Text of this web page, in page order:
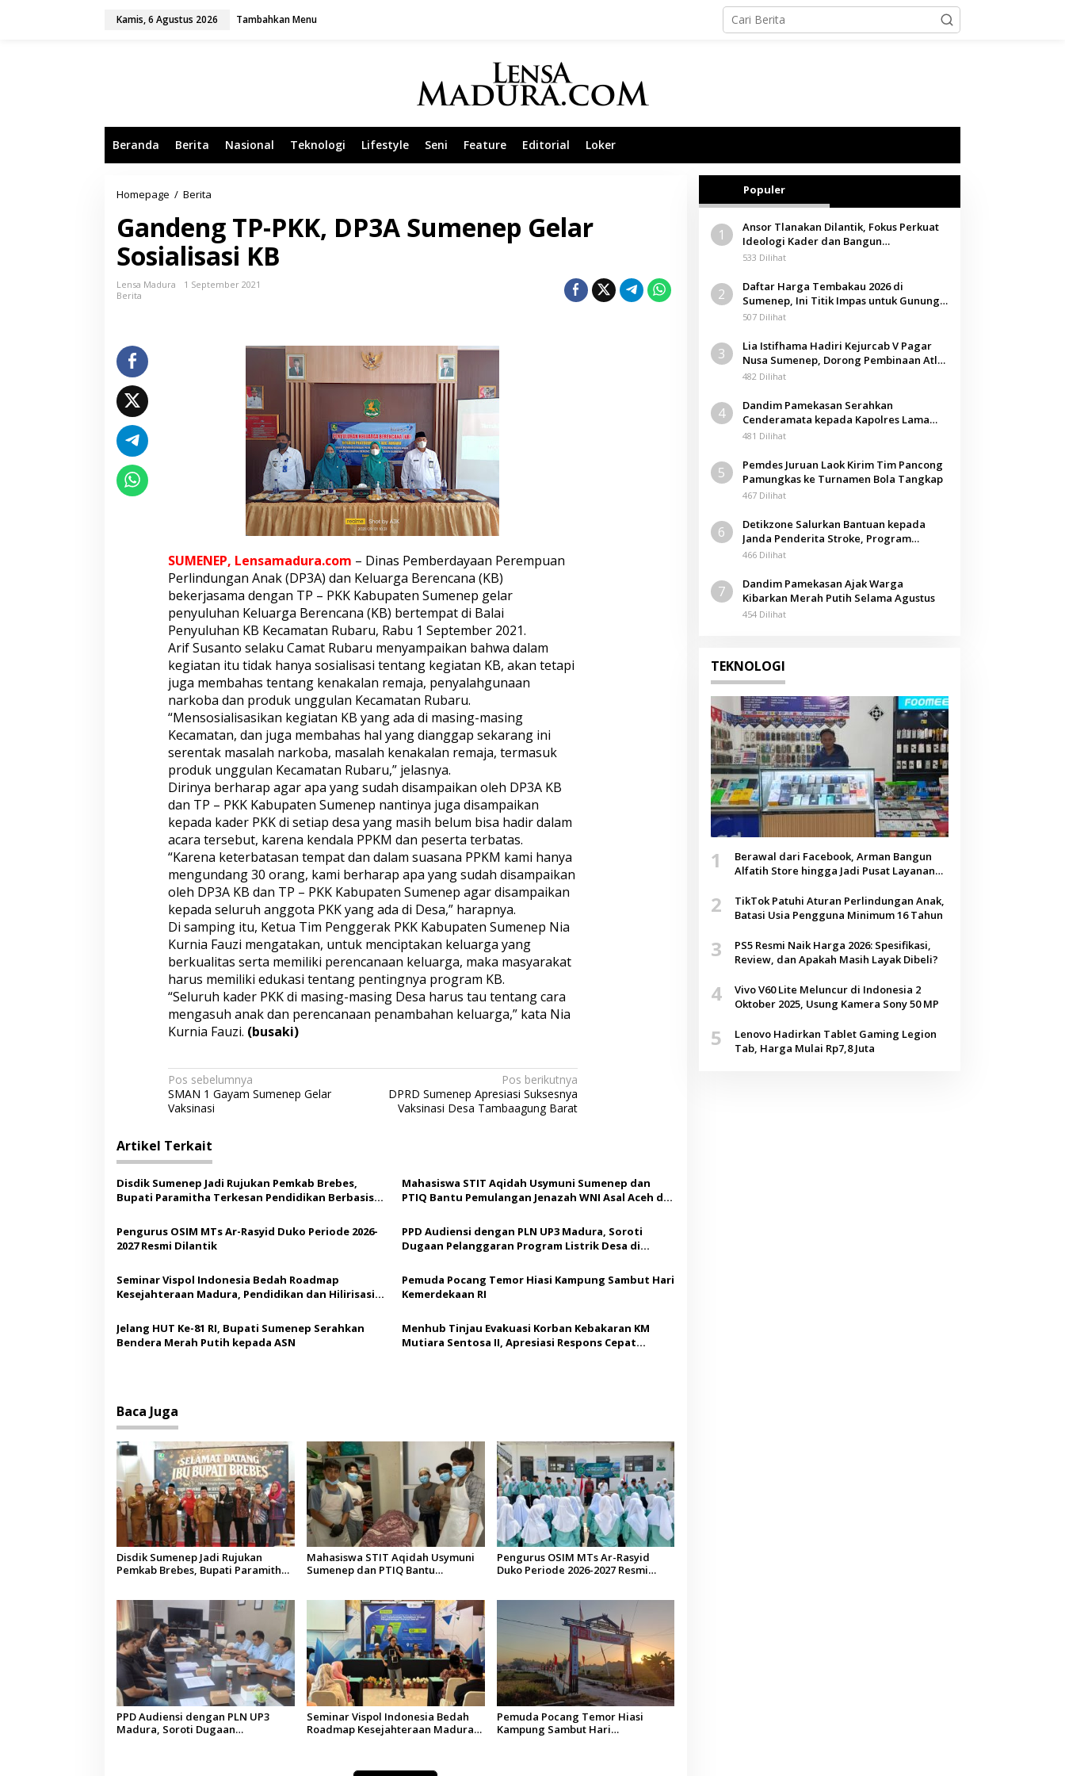
Kamis, 6 Agustus 2026 Tambahkan Menu
Beranda Berita Nasional Teknologi Lifestyle Seni Feature Editorial Loker
Homepage / Berita
n
d
e
n
g
e
l
a
r
S
o
s
i
a
i
s
a
s
K
B
Gandeng TP-PKK, DP3A Sumenep Gelar
Sosialisasi KB
Lensa Madura
1 September 2021
Berita
SUMENEP, Lensamadura.com – Dinas Pemberdayaan Perempuan
Perlindungan Anak (DP3A) dan Keluarga Berencana (KB)
bekerjasama dengan TP – PKK Kabupaten Sumenep gelar
penyuluhan Keluarga Berencana (KB) bertempat di Balai
Penyuluhan KB Kecamatan Rubaru, Rabu 1 September 2021.
Arif Susanto selaku Camat Rubaru menyampaikan bahwa dalam
kegiatan itu tidak hanya sosialisasi tentang kegiatan KB, akan tetapi
juga membahas tentang kenakalan remaja, penyalahgunaan
narkoba dan produk unggulan Kecamatan Rubaru.
“Mensosialisasikan kegiatan KB yang ada di masing-masing
Kecamatan, dan juga membahas hal yang dianggap sekarang ini
serentak masalah narkoba, masalah kenakalan remaja, termasuk
produk unggulan Kecamatan Rubaru,” jelasnya.
Dirinya berharap agar apa yang sudah disampaikan oleh DP3A KB
dan TP – PKK Kabupaten Sumenep nantinya juga disampaikan
kepada kader PKK di setiap desa yang masih belum bisa hadir dalam
acara tersebut, karena kendala PPKM dan peserta terbatas.
“Karena keterbatasan tempat dan dalam suasana PPKM kami hanya
mengundang 30 orang, kami berharap apa yang sudah disampaikan
oleh DP3A KB dan TP – PKK Kabupaten Sumenep agar disampaikan
kepada seluruh anggota PKK yang ada di Desa,” harapnya.
Di samping itu, Ketua Tim Penggerak PKK Kabupaten Sumenep Nia
Kurnia Fauzi mengatakan, untuk menciptakan keluarga yang
berkualitas serta memiliki perencanaan keluarga, maka masyarakat
harus memiliki edukasi tentang pentingnya program KB.
“Seluruh kader PKK di masing-masing Desa harus tau tentang cara
mengasuh anak dan perencanaan penambahan keluarga,” kata Nia
Kurnia Fauzi. (busaki)
N
a
i
g
a
i
o
s
Pos sebelumnya
SMAN 1 Gayam Sumenep Gelar
Vaksinasi
Pos berikutnya
DPRD Sumenep Apresiasi Suksesnya
Vaksinasi Desa Tambaagung Barat
Artikel Terkait
Disdik Sumenep Jadi Rujukan Pemkab Brebes,
Bupati Paramitha Terkesan Pendidikan Berbasis
Mahasiswa STIT Aqidah Usymuni Sumenep dan
PTIQ Bantu Pemulangan Jenazah WNI Asal Aceh di
Pengurus OSIM MTs Ar-Rasyid Duko Periode 2026-
2027 Resmi Dilantik
PPD Audiensi dengan PLN UP3 Madura, Soroti
Dugaan Pelanggaran Program Listrik Desa di
Seminar Vispol Indonesia Bedah Roadmap
Kesejahteraan Madura, Pendidikan dan Hilirisasi
Pemuda Pocang Temor Hiasi Kampung Sambut Hari
Kemerdekaan RI
Jelang HUT Ke-81 RI, Bupati Sumenep Serahkan
Bendera Merah Putih kepada ASN
Menhub Tinjau Evakuasi Korban Kebakaran KM
Mutiara Sentosa II, Apresiasi Respons Cepat
Baca Juga
Disdik Sumenep Jadi Rujukan
Pemkab Brebes, Bupati Paramitha
Mahasiswa STIT Aqidah Usymuni
Sumenep dan PTIQ Bantu
Pengurus OSIM MTs Ar-Rasyid
Duko Periode 2026-2027 Resmi
PPD Audiensi dengan PLN UP3
Madura, Soroti Dugaan
Seminar Vispol Indonesia Bedah
Roadmap Kesejahteraan Madura,
Pemuda Pocang Temor Hiasi
Kampung Sambut Hari
Populer
1
Ansor Tlanakan Dilantik, Fokus Perkuat
Ideologi Kader dan Bangun
Kemandirian Ekonomi
533 Dilihat
2
Daftar Harga Tembakau 2026 di
Sumenep, Ini Titik Impas untuk Gunung,
Tegal, dan Sawah
507 Dilihat
3
Lia Istifhama Hadiri Kejurcab V Pagar
Nusa Sumenep, Dorong Pembinaan Atlet
Berkarakter
482 Dilihat
4
Dandim Pamekasan Serahkan
Cenderamata kepada Kapolres Lama
pada Acara Kenal Pamit
481 Dilihat
5
Pemdes Juruan Laok Kirim Tim Pancong
Pamungkas ke Turnamen Bola Tangkap
467 Dilihat
6
Detikzone Salurkan Bantuan kepada
Janda Penderita Stroke, Program
Berbagi Masuki Hari ke-61
466 Dilihat
7
Dandim Pamekasan Ajak Warga
Kibarkan Merah Putih Selama Agustus
454 Dilihat
TEKNOLOGI
1
Berawal dari Facebook, Arman Bangun
Alfatih Store hingga Jadi Pusat Layanan
2
TikTok Patuhi Aturan Perlindungan Anak,
Batasi Usia Pengguna Minimum 16 Tahun
3
PS5 Resmi Naik Harga 2026: Spesifikasi,
Review, dan Apakah Masih Layak Dibeli?
4
Vivo V60 Lite Meluncur di Indonesia 2
Oktober 2025, Usung Kamera Sony 50 MP
5
Lenovo Hadirkan Tablet Gaming Legion
Tab, Harga Mulai Rp7,8 Juta